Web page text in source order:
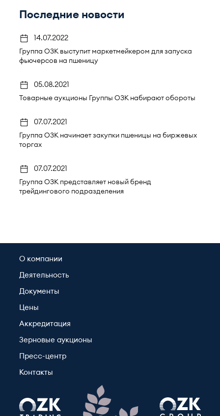
Последние новости
14.07.2022
Группа ОЗК выступит маркетмейкером для запуска
фьючерсов на пшеницу
05.08.2021
Товарные аукционы Группы ОЗК набирают обороты
07.07.2021
Группа ОЗК начинает закупки пшеницы на биржевых
торгах
07.07.2021
Группа ОЗК представляет новый бренд
трейдингового подразделения
О компании
Деятельность
Документы
Цены
Аккредитация
Зерновые аукционы
Пресс-центр
Контакты